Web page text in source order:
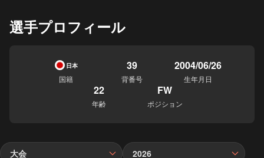
選手プロフィール
日本
国籍
39
背番号
2004/06/26
生年月日
22
年齢
FW
ポジション
大会 2026